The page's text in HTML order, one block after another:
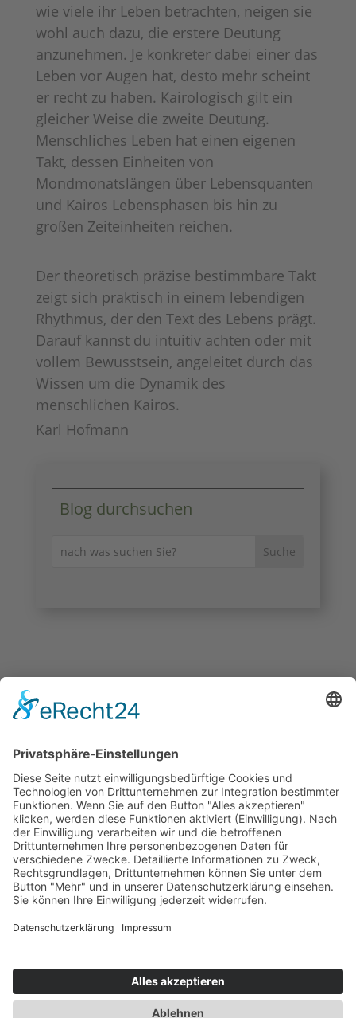
wie viele ihr Leben betrachten, neigen sie
wohl auch dazu, die erstere Deutung
anzunehmen. Je konkreter dabei einer das
Leben vor Augen hat, desto mehr scheint
er recht zu haben. Kairologisch gilt ein
gleicher Weise die zweite Deutung.
Menschliches Leben hat einen eigenen
Takt, dessen Einheiten von
Mondmonatslängen über Lebensquanten
und Kairos Lebensphasen bis hin zu
großen Zeiteinheiten reichen.
Der theoretisch präzise bestimmbare Takt
zeigt sich praktisch in einem lebendigen
Rhythmus, der den Text des Lebens prägt.
Darauf kannst du intuitiv achten oder mit
vollem Bewusstsein, angeleitet durch das
Wissen um die Dynamik des
menschlichen Kairos.
Karl Hofmann
Blog durchsuchen
 KONTAKT
Email:info@kairologisches-
institut.de
 VERNETZUNG
Deutsche Gesellschaft für
Kairos-Gruppe auf LinkedIn
Datenschutzerklärung–Impressum–